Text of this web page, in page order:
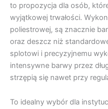
to propozycja dla osób,
wyjątkowej trwałości.
poliestrowej, są znacznie
oraz deszcz niż
splotowi i precyzyjnemu
intensywne barwy przez
strzępią się nawet przy
To idealny wybór dla